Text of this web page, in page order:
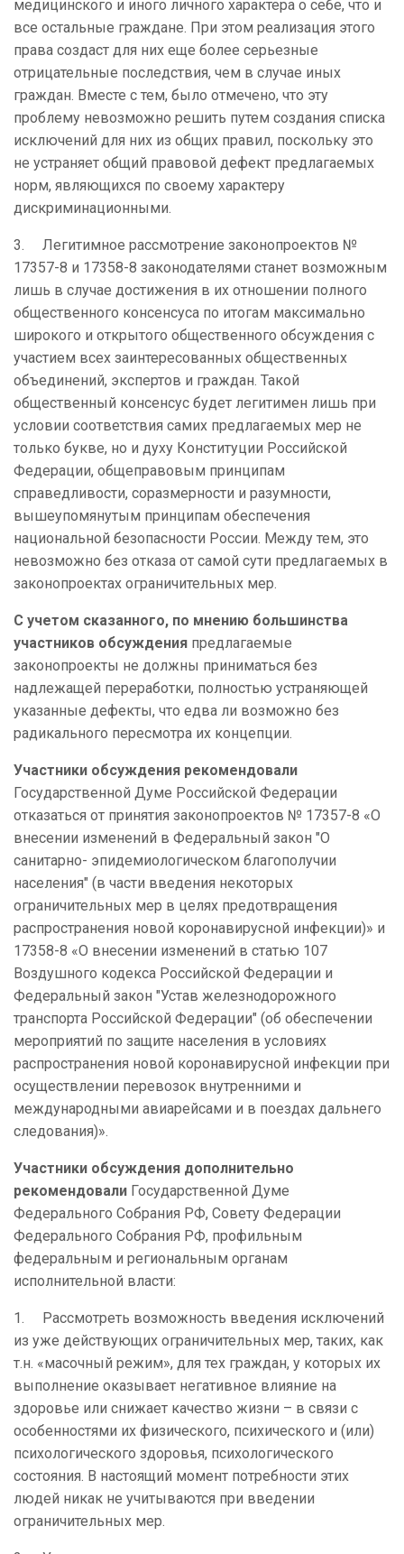
медицинского и иного личного характера о себе, что и
все остальные граждане. При этом реализация этого
права создаст для них еще более серьезные
отрицательные последствия, чем в случае иных
граждан. Вместе с тем, было отмечено, что эту
проблему невозможно решить путем создания списка
исключений для них из общих правил, поскольку это
не устраняет общий правовой дефект предлагаемых
норм, являющихся по своему характеру
дискриминационными.
3. Легитимное рассмотрение законопроектов №
17357-8 и 17358-8 законодателями станет возможным
лишь в случае достижения в их отношении полного
общественного консенсуса по итогам максимально
широкого и открытого общественного обсуждения с
участием всех заинтересованных общественных
объединений, экспертов и граждан. Такой
общественный консенсус будет легитимен лишь при
условии соответствия самих предлагаемых мер не
только букве, но и духу Конституции Российской
Федерации, общеправовым принципам
справедливости, соразмерности и разумности,
вышеупомянутым принципам обеспечения
национальной безопасности России. Между тем, это
невозможно без отказа от самой сути предлагаемых в
законопроектах ограничительных мер.
С учетом сказанного, по мнению большинства
участников обсуждения предлагаемые
законопроекты не должны приниматься без
надлежащей переработки, полностью устраняющей
указанные дефекты, что едва ли возможно без
радикального пересмотра их концепции.
Участники обсуждения рекомендовали
Государственной Думе Российской Федерации
отказаться от принятия законопроектов № 17357-8 «О
внесении изменений в Федеральный закон "О
санитарно- эпидемиологическом благополучии
населения" (в части введения некоторых
ограничительных мер в целях предотвращения
распространения новой коронавирусной инфекции)» и
17358-8 «О внесении изменений в статью 107
Воздушного кодекса Российской Федерации и
Федеральный закон "Устав железнодорожного
транспорта Российской Федерации" (об обеспечении
мероприятий по защите населения в условиях
распространения новой коронавирусной инфекции при
осуществлении перевозок внутренними и
международными авиарейсами и в поездах дальнего
следования)».
Участники обсуждения дополнительно
рекомендовали Государственной Думе
Федерального Собрания РФ, Совету Федерации
Федерального Собрания РФ, профильным
федеральным и региональным органам
исполнительной власти:
1. Рассмотреть возможность введения исключений
из уже действующих ограничительных мер, таких, как
т.н. «масочный режим», для тех граждан, у которых их
выполнение оказывает негативное влияние на
здоровье или снижает качество жизни – в связи с
особенностями их физического, психического и (или)
психологического здоровья, психологического
состояния. В настоящий момент потребности этих
людей никак не учитываются при введении
ограничительных мер.